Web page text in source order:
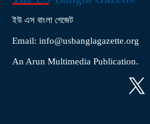
ইউ এস বাংলা গেজেট
Email: info@usbanglagazette.org
An Arun Multimedia Publication.
X